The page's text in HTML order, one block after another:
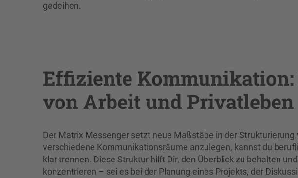
gedeihen.
Effiziente
von Arbeit und Privatleben
Der Matrix Messenger setzt neue Maßstäbe in der
verschiedene Kommunikationsräume anzulegen, kannst du
klar trennen. Diese Struktur hilft Dir, den Überblick zu behalten
konzentrieren – sei es bei der Planung eines Projekts, der